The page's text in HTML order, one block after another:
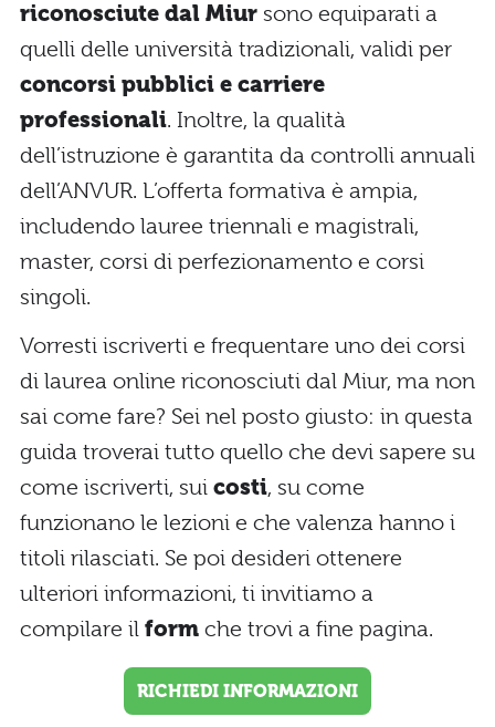
riconosciute dal Miur sono equiparati a
quelli delle università tradizionali, validi per
concorsi pubblici e carriere
professionali. Inoltre, la qualità
dell’istruzione è garantita da controlli annuali
dell’ANVUR. L’offerta formativa è ampia,
includendo lauree triennali e magistrali,
master, corsi di perfezionamento e corsi
singoli.
Vorresti iscriverti e frequentare uno dei corsi
di laurea online riconosciuti dal Miur, ma non
sai come fare? Sei nel posto giusto: in questa
guida troverai tutto quello che devi sapere su
come iscriverti, sui costi, su come
funzionano le lezioni e che valenza hanno i
titoli rilasciati. Se poi desideri ottenere
ulteriori informazioni, ti invitiamo a
compilare il form che trovi a fine pagina.
RICHIEDI INFORMAZIONI